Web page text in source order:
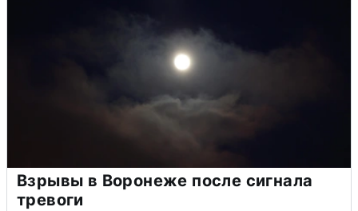
Взрывы в Воронеже после сигнала
тревоги